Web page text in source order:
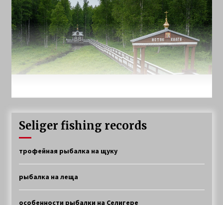
Seliger fishing records
трофейная рыбалка на щуку
рыбалка на леща
особенности рыбалки на Селигере